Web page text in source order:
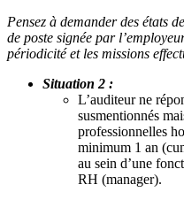
Pensez à demander des états
de poste signée par
périodicité et les missions
Situation 2 :
L’auditeur ne
susmentionnés
professionnelles
minimum 1 an
au sein d’une
RH (manager).